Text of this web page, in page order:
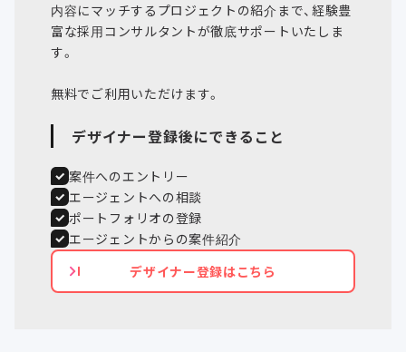
内容にマッチするプロジェクトの紹介まで、経験豊
富な採用コンサルタントが徹底サポートいたしま
す。
デザイナー登録後にできること
案件へのエントリー
エージェントへの相談
ポートフォリオの登録
エージェントからの案件紹介
デザイナー登録はこちら